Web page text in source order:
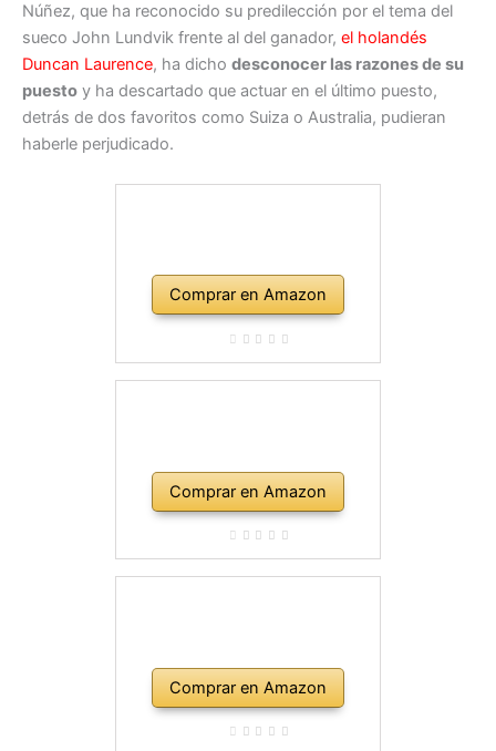
Núñez, que ha reconocido su predilección por el tema del
sueco John Lundvik frente al del ganador, el holandés
Duncan Laurence, ha dicho desconocer las razones de su
puesto y ha descartado que actuar en el último puesto,
detrás de dos favoritos como Suiza o Australia, pudieran
haberle perjudicado.
Comprar en Amazon
Comprar en Amazon
Comprar en Amazon